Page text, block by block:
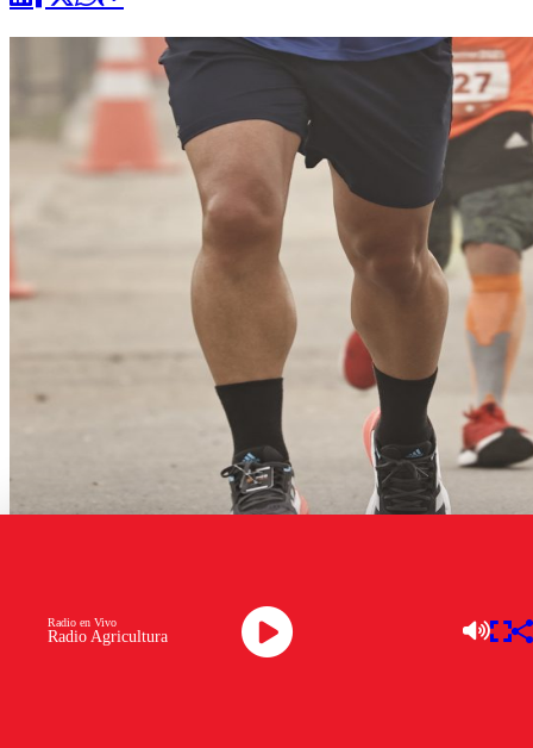
Correr con bajas temperaturas y con menos luz natural son
Radio Agricultura
Radio en Vivo